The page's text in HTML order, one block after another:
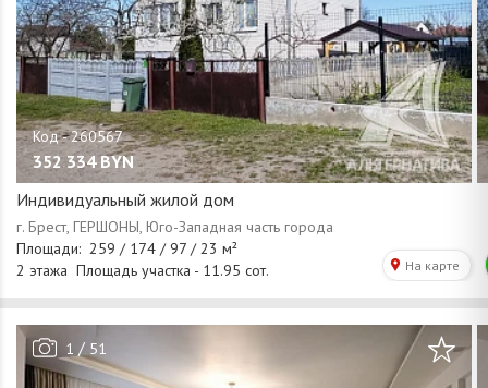
352 334 BYN
Индивидуальный жилой дом
1 / 51